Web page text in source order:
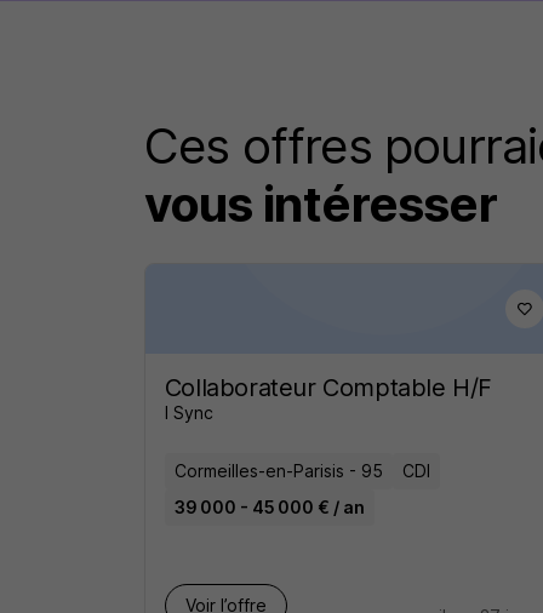
Ces offres
vous intéresser
Collaborateur Comptable H/F
I Sync
Cormeilles-en-Parisis - 95
CDI
39 000 - 45 000 € / an
Voir l’offre